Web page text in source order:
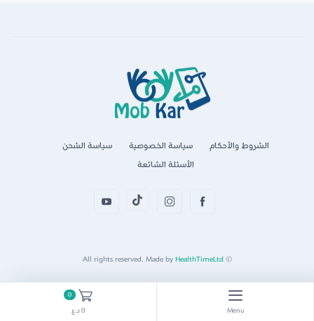
الشروط والأحكام سياسة الخصوصية
سياسة الشحن
الأسئلة الشائعة
© All rights reserved. Made by
HealthTimeLtd
Menu
0
0 د.ع